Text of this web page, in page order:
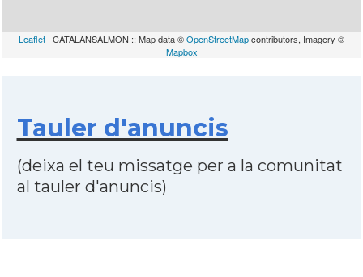
Leaflet | CATALANSALMON :: Map data ©OpenStreetMapcontributors, Imagery ©
Mapbox
Tauler d'anuncis
(deixa el teu missatge per a la comunitat
al tauler d'anuncis)